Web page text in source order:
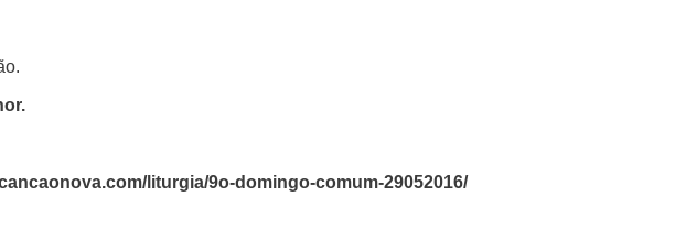
liturgia/9o-domingo-comum-29052016/